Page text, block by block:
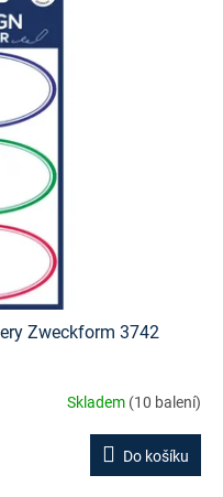
Zweckform 3742
Skladem (10 balení)
Do košíku